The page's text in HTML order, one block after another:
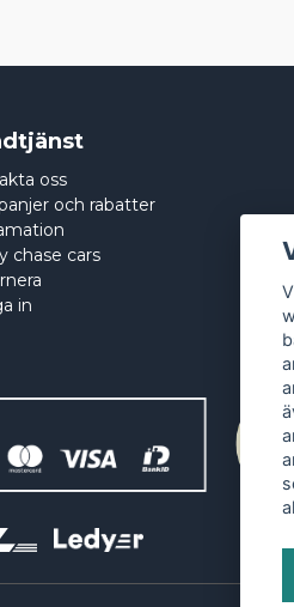
oss
och rabatter
chase cars
in